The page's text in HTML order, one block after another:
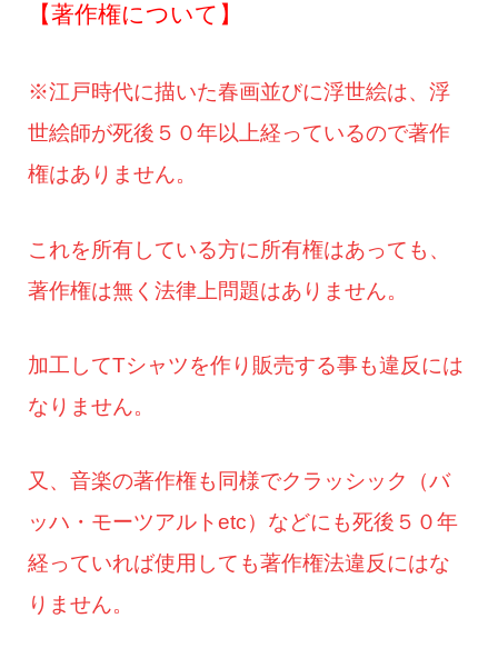
【著作権について】
※江戸時代に描いた春画並びに浮世絵は、浮
世絵師が死後５０年以上経っているので著作
権はありません。
これを所有している方に所有権はあっても、
著作権は無く法律上問題はありません。
加工してTシャツを作り販売する事も違反には
なりません。
又、音楽の著作権も同様でクラッシック（バ
ッハ・モーツアルトetc）などにも死後５０年
経っていれば使用しても著作権法違反にはな
りません。